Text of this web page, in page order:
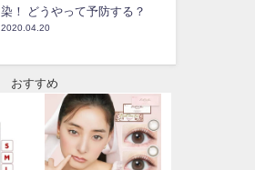
染！ どうやって予防する？
2020.04.20
おすすめ